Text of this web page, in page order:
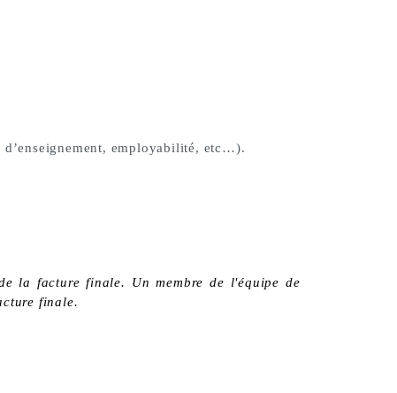
employabilité, etc…).
la facture finale. Un membre de l'équipe de
finale.